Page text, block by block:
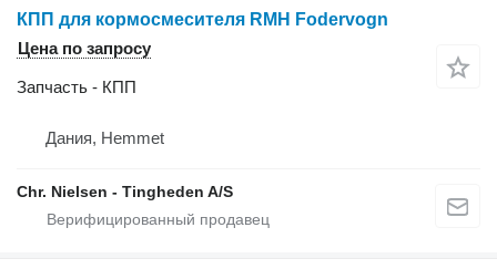
КПП для кормосмесителя RMH Fodervogn
Цена по запросу
Запчасть - КПП
Дания, Hemmet
Chr. Nielsen - Tingheden A/S